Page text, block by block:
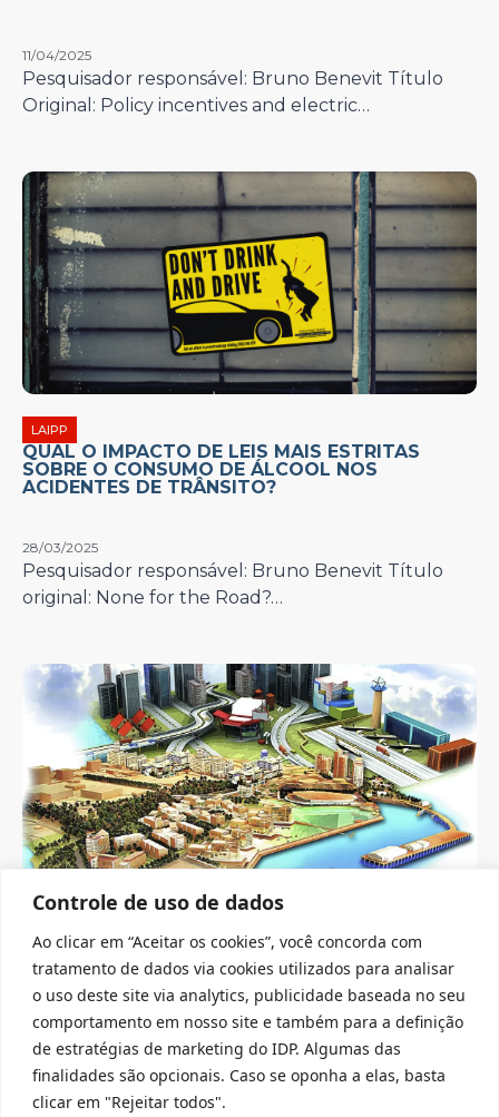
Controle de uso de dados
Ao clicar em “Aceitar os cookies”, você concorda com
tratamento de dados via cookies utilizados para analisar
o uso deste site via analytics, publicidade baseada no seu
comportamento em nosso site e também para a definição
de estratégias de marketing do IDP. Algumas das
finalidades são opcionais. Caso se oponha a elas, basta
clicar em "Rejeitar todos".
11/04/2025
Pesquisador responsável: Bruno Benevit Título
Original: Policy incentives and electric…
LAIPP
QUAL O IMPACTO DE LEIS MAIS ESTRITAS
SOBRE O CONSUMO DE ÁLCOOL NOS
ACIDENTES DE TRÂNSITO?
28/03/2025
Pesquisador responsável: Bruno Benevit Título
original: None for the Road?…
AS ZONAS ECONÔMICAS ESPECIAIS
INFLUENCIAM AS DECISÕES DO GOVERNO
SOBRE TARIFAS?
14/03/2025
Pesquisadora responsável: Eduarda Miller
Figueiredo Título original: Why Special Economic…